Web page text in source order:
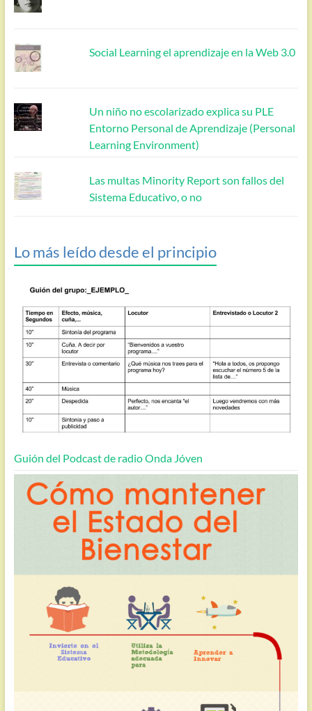
Social Learning el aprendizaje en la Web 3.0
Un niño no escolarizado explica su PLE
Entorno Personal de Aprendizaje (Personal
Learning Environment)
Las multas Minority Report son fallos del
Sistema Educativo, o no
Lo más leído desde el principio
Guión del Podcast de radio Onda Jóven